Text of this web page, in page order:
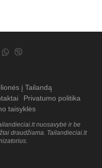
į Tailandą
Privatumo politika
taisyklės
nuosavybė ir be
draudžiama. Tailandieciai.lt